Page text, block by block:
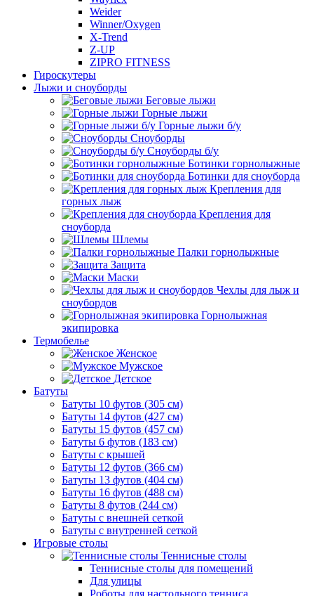
Weider
Winner/Oxygen
X-Trend
Z-UP
ZIPRO FITNESS
Гироскутеры
Лыжи и сноуборды
Беговые лыжи
Горные лыжи
Горные лыжи б/у
Сноуборды
Сноуборды б/у
Ботинки горнолыжные
Ботинки для сноуборда
Крепления для
горных лыж
Крепления для
сноуборда
Шлемы
Палки горнолыжные
Защита
Маски
Чехлы для лыж и
сноубордов
Горнолыжная
экипировка
Термобелье
Женское
Мужское
Детское
Батуты
Батуты 10 футов (305 см)
Батуты 14 футов (427 см)
Батуты 15 футов (457 см)
Батуты 6 футов (183 см)
Батуты с крышей
Батуты 12 футов (366 см)
Батуты 13 футов (404 см)
Батуты 16 футов (488 см)
Батуты 8 футов (244 см)
Батуты с внешней сеткой
Батуты с внутренней сеткой
Игровые столы
Теннисные столы
Теннисные столы для помещений
Для улицы
Роботы для настольного тенниса